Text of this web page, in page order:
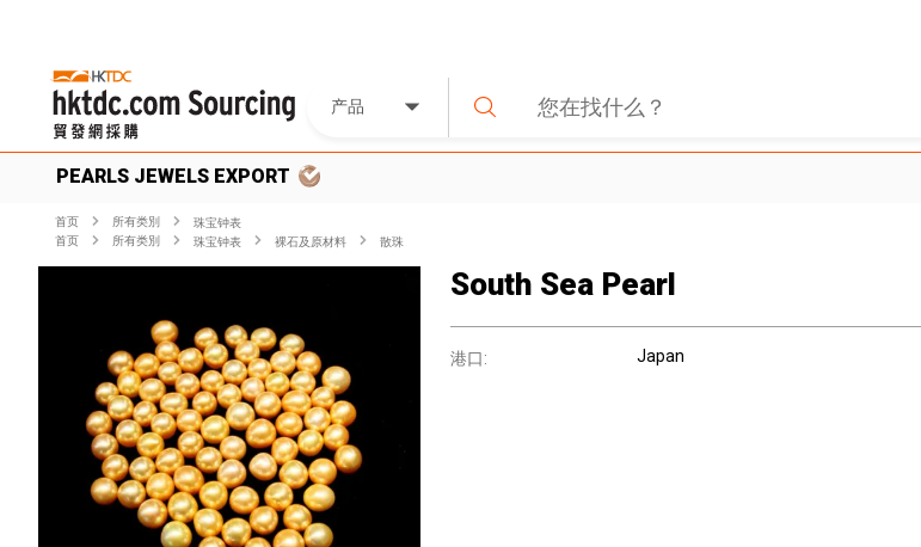
产品
PEARLS JEWELS EXPORT
首页 所有类別
珠宝钟表
首页
所有类別 珠宝钟表 裸石及原材料 散珠
South Sea Pearl
港口: Japan